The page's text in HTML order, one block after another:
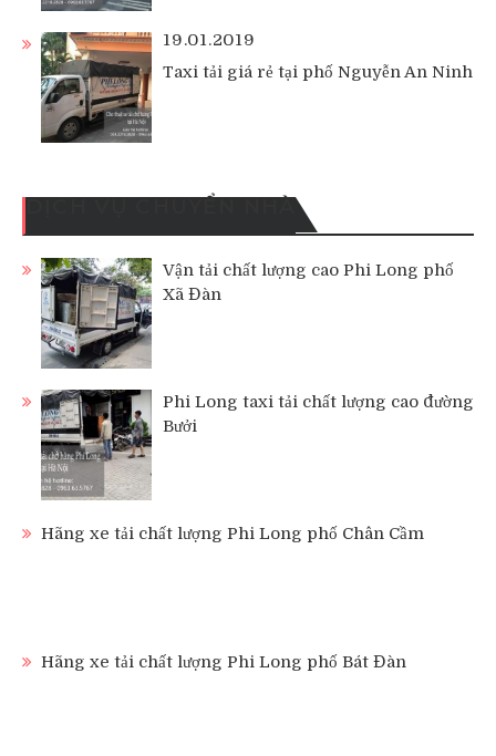
19.01.2019
Taxi tải giá rẻ tại phố Nguyễn An Ninh
DỊCH VỤ CHUYỂN NHÀ
Vận tải chất lượng cao Phi Long phố
Xã Đàn
Phi Long taxi tải chất lượng cao đường
Bưởi
Hãng xe tải chất lượng Phi Long phố Chân Cầm
Hãng xe tải chất lượng Phi Long phố Bát Đàn